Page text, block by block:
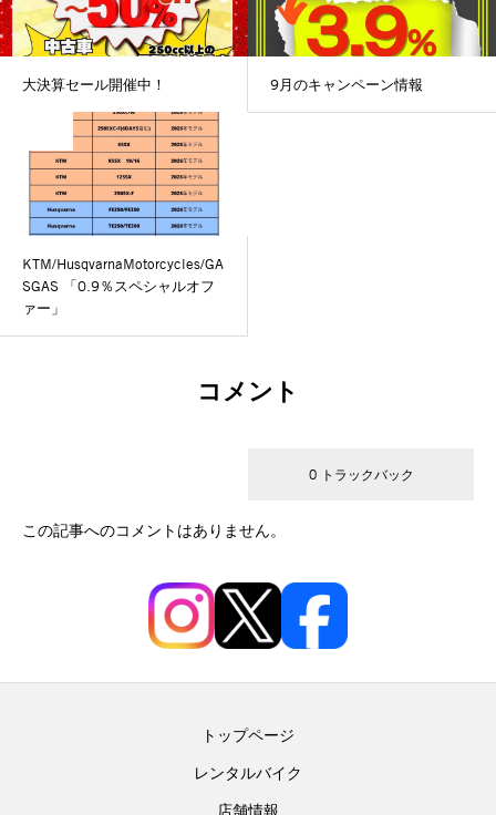
大決算セール開催中！ 9月のキャンペーン情報
KTM/HusqvarnaMotorcycles/GA
SGAS 「0.9％スペシャルオフ
ァー」
コメント
0 トラックバック
この記事へのコメントはありません。
トップページ
レンタルバイク
店舗情報